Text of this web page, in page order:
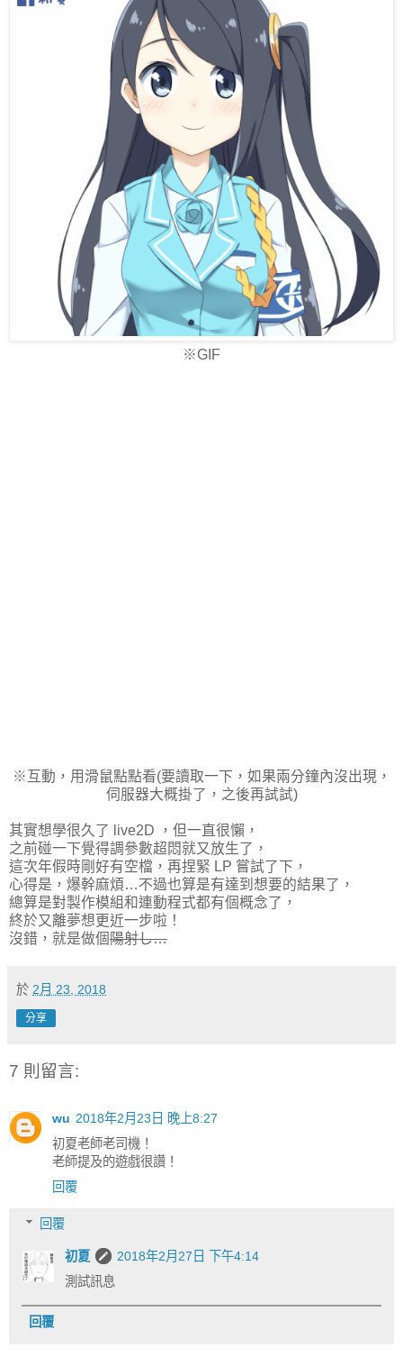
※GIF
※互動，用滑鼠點點看(要讀取一下，如果兩分鐘內沒出現，
伺服器大概掛了，之後再試試)
其實想學很久了 live2D ，但一直很懶，
之前碰一下覺得調參數超悶就又放生了，
這次年假時剛好有空檔，再捏緊 LP 嘗試了下，
心得是，爆幹麻煩…不過也算是有達到想要的結果了，
總算是對製作模組和連動程式都有個概念了，
終於又離夢想更近一步啦！
沒錯，就是做個陽射し…
於 2月 23, 2018
分享
7 則留言:
wu 2018年2月23日 晚上8:27
初夏老師老司機！
老師提及的遊戲很讚！
回覆
回覆
初夏
2018年2月27日 下午4:14
測試訊息
回覆